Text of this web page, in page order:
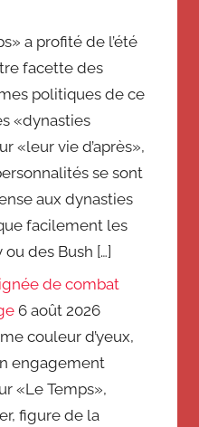
a profité de l’été
facette des
politiques de ce
«dynasties
«leur vie d’après»,
se sont
aux dynasties
facilement les
des Bush […]
de combat
6 août 2026
couleur d’yeux,
engagement
«Le Temps»,
figure de la